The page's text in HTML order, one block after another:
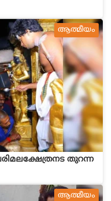
ആത്മീയം
തുറന്ന
ആത്മീയം